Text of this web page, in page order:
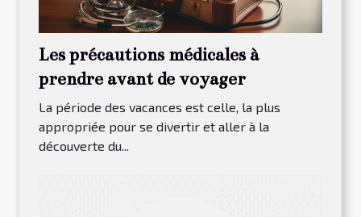
Les précautions médicales à
prendre avant de voyager
La période des vacances est celle, la plus
appropriée pour se divertir et aller à la
découverte du...